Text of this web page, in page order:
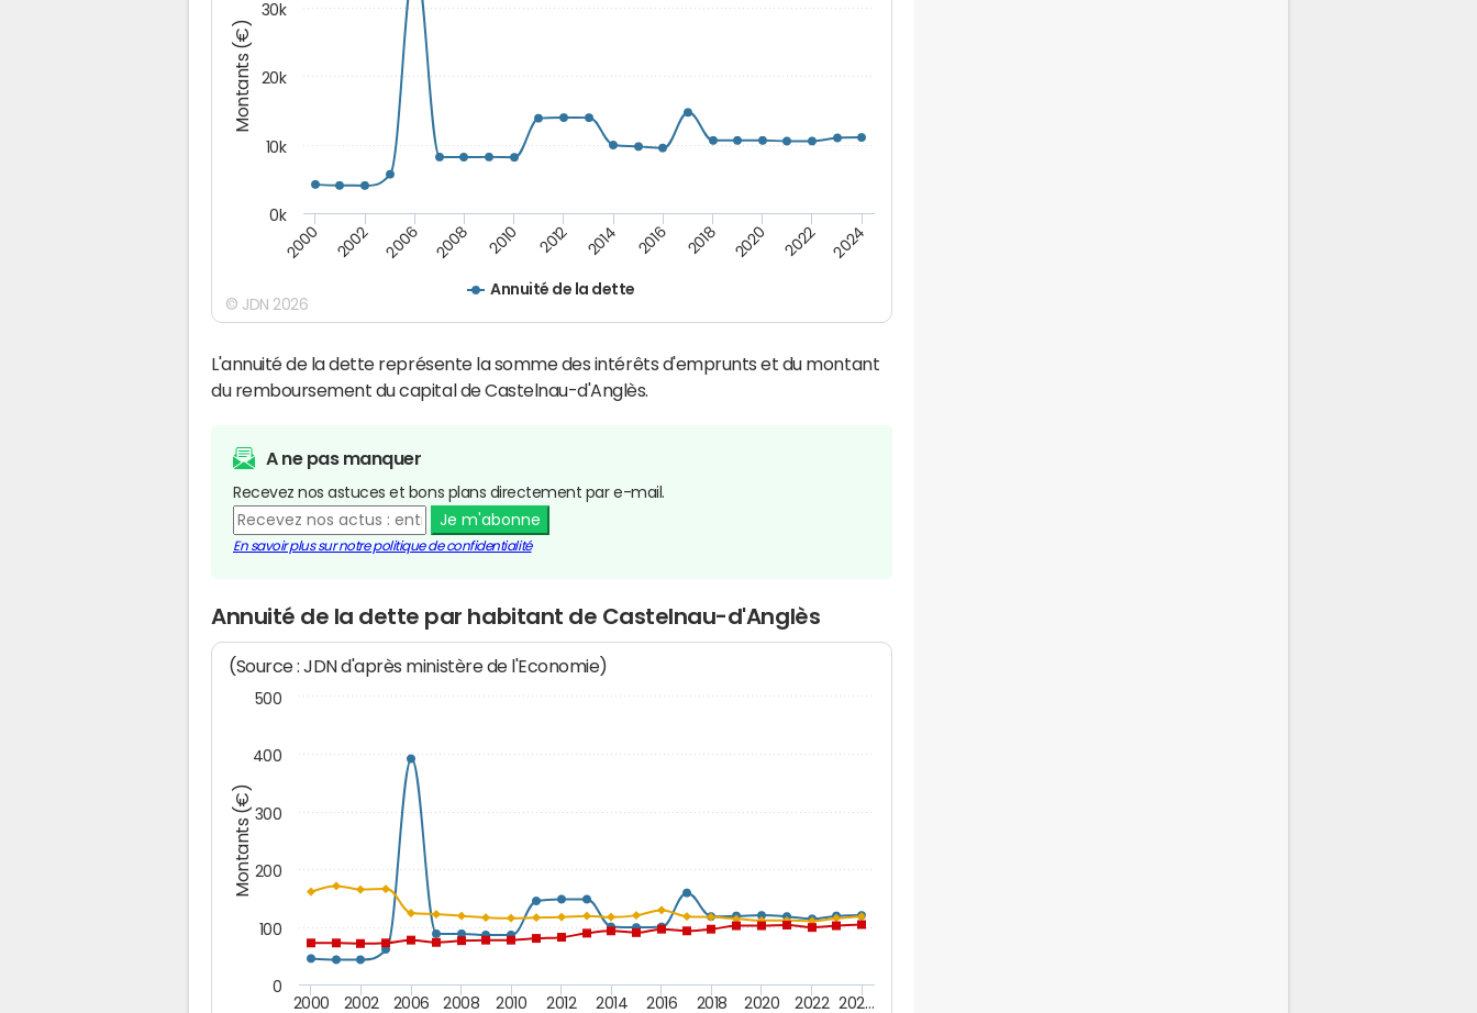
Montants (€)
Annuité de la dette
2000 2002 2006 2008 2010 2012 2014 2016 2018 2020 2022 2024
0k
10k
20k
30k
© JDN 2026
L'annuité de la dette représente la somme des intérêts d'emprunts et du montant
du remboursement du capital de Castelnau-d'Anglès.
A ne pas manquer
Recevez nos astuces et bons plans directement par e-mail.
Je m'abonne
En savoir plus sur notre politique de confidentialité
Annuité de la dette par habitant de Castelnau-d'Anglès
Montants (€)
(Source : JDN d'après ministère de l'Economie)
2000 2002 2006 2008 2010 2012 2014 2016 2018 2020 2022 202…
0
100
200
300
400
500